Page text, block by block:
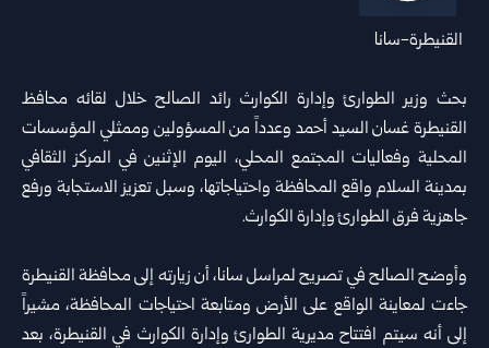
القنيطرة-سانا
بحث وزير الطوارئوإدارة الكوارث رائد الصالح خلال لقائه محافظ
القنيطرةغسان السيد أحمد وعدداً من المسؤولين وممثلي المؤسسات
المحلية وفعاليات المجتمع المحلي، اليوم الإثنين في المركز الثقافي
بمدينة السلام واقع المحافظة واحتياجاتها، وسبل تعزيز الاستجابة ورفع
جاهزية فرق الطوارئ وإدارة الكوارث.
وأوضح الصالح في تصريح لمراسل سانا، أن زيارته إلى محافظة القنيطرة
جاءت لمعاينة الواقع على الأرض ومتابعة احتياجات المحافظة، مشيراً
إلى أنه سيتم افتتاح مديرية الطوارئ وإدارة الكوارث في القنيطرة، بعد